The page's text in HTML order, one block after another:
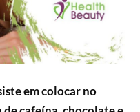
em colocar no